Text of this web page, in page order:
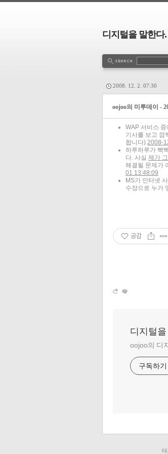
디지털을 말한다
2008. 12. 2. 07:30
oojoo의 미투데이 -
WAP 서비스
기사를 보고 깜
합니다) 2008-
하루하루가 빡
다. 사실 제가
해결될 문제가
01 13:48:09
MS가 인터넷
수장으로 누가
공감
디지털
oojoo의 디
구독하기
태